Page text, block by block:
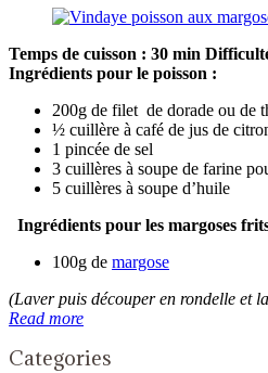
Temps de cuisson : 30 min
Ingrédients pour le poisson :
200g de filet de dorade ou de
½ cuillère à café de jus de
1 pincée de sel
3 cuillères à soupe de farine
5 cuillères à soupe d’huile
Ingrédients pour les margoses
100g de margose
(Laver puis découper en rondelle et
Read more
Categories